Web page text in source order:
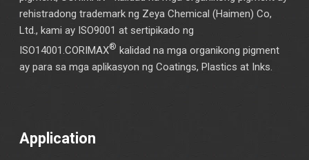
rehistradong trademark ng Zeya Chemical (Haimen) Co,
Ltd., kami ay ISO9001 at sertipikado ng
ISO14001.CORIMAX® kalidad na mga organikong pigment
ay para sa mga aplikasyon ng Coatings, Plastics at Inks.
Application